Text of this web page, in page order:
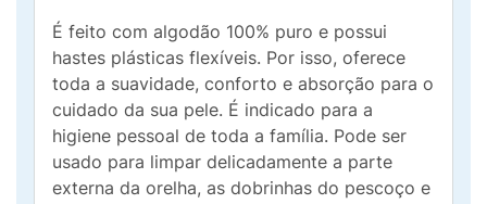
É feito com algodão 100% puro e possui
hastes plásticas flexíveis. Por isso, oferece
toda a suavidade, conforto e absorção para o
cuidado da sua pele. É indicado para a
higiene pessoal de toda a família. Pode ser
usado para limpar delicadamente a parte
externa da orelha, as dobrinhas do pescoço e